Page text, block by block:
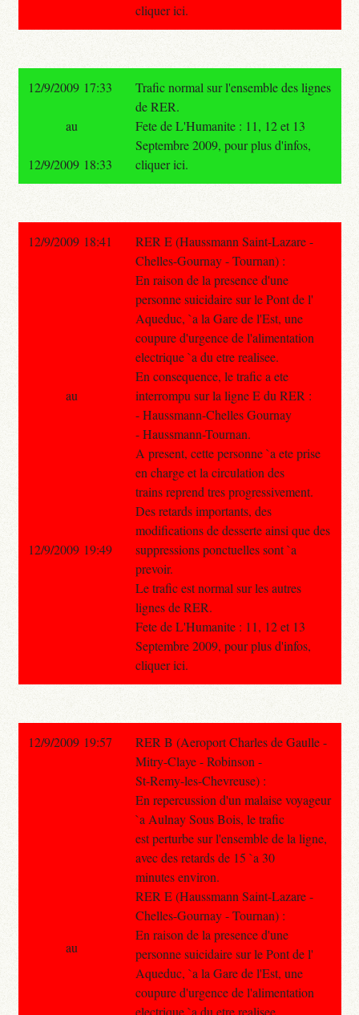
cliquer ici.
12/9/2009 17:33
Trafic normal sur l'ensemble des lignes
de RER.
Fete de L'Humanite : 11, 12 et 13
Septembre 2009, pour plus d'infos,
cliquer ici.
au
12/9/2009 18:33
12/9/2009 18:41
RER E (Haussmann Saint-Lazare -
Chelles-Gournay - Tournan) :
En raison de la presence d'une
personne suicidaire sur le Pont de l'
Aqueduc, `a la Gare de l'Est, une
coupure d'urgence de l'alimentation
electrique `a du etre realisee.
En consequence, le trafic a ete
interrompu sur la ligne E du RER :
- Haussmann-Chelles Gournay
- Haussmann-Tournan.
A present, cette personne `a ete prise
en charge et la circulation des
trains reprend tres progressivement.
Des retards importants, des
modifications de desserte ainsi que des
suppressions ponctuelles sont `a
prevoir.
Le trafic est normal sur les autres
lignes de RER.
Fete de L'Humanite : 11, 12 et 13
Septembre 2009, pour plus d'infos,
cliquer ici.
au
12/9/2009 19:49
12/9/2009 19:57
RER B (Aeroport Charles de Gaulle -
Mitry-Claye - Robinson -
St-Remy-les-Chevreuse) :
En repercussion d'un malaise voyageur
`a Aulnay Sous Bois, le trafic
est perturbe sur l'ensemble de la ligne,
avec des retards de 15 `a 30
minutes environ.
RER E (Haussmann Saint-Lazare -
Chelles-Gournay - Tournan) :
En raison de la presence d'une
personne suicidaire sur le Pont de l'
Aqueduc, `a la Gare de l'Est, une
coupure d'urgence de l'alimentation
electrique `a du etre realisee.
au